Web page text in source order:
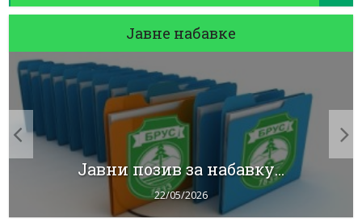
Јавне набавке
Јавни позив за набавку...
22/05/2026